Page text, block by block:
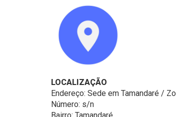
LOCALIZAÇÃO
Endereço: Sede em Tamandaré /
Número: s/n